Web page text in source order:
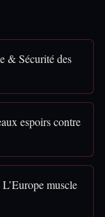
& Sécurité des
espoirs contre
muscle